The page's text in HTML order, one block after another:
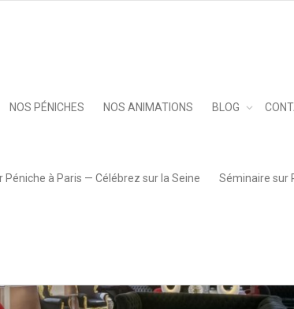
NOS PÉNICHES NOS ANIMATIONS BLOG
Péniche à Paris — Célébrez sur la Seine Séminaire sur